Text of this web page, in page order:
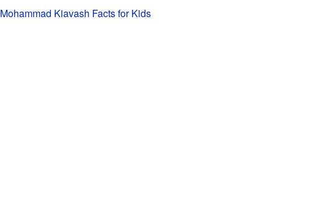
Mohammad Kiavash Facts for Kids